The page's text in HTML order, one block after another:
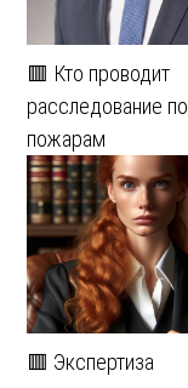
🟥 Кто проводит
расследование по
пожарам
🟥 Экспертиза